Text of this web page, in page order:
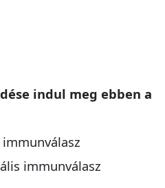
indul meg ebben a
immunválasz